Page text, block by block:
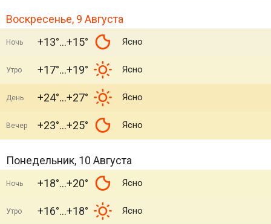
Воскресенье, 9 Августа
Ночь +13° +15° Ясно
Утро +17° +19° Ясно
День +24° +27° Ясно
Вечер +23° +25° Ясно
Понедельник, 10 Августа
Ночь +18° +20° Ясно
Утро +16° +18° Ясно